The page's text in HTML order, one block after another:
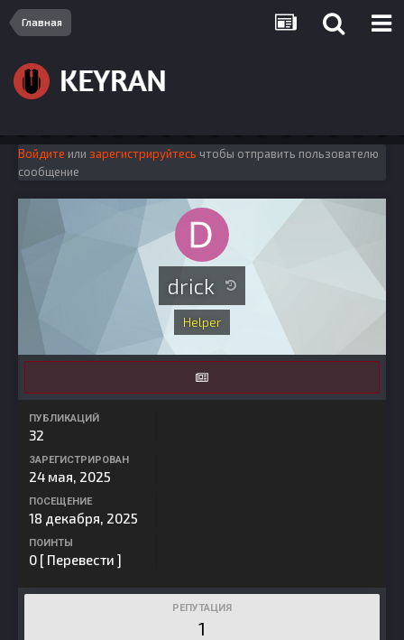
Главная
Войдите или зарегистрируйтесь чтобы отправить пользователю
сообщение
drick
Helper
ПУБЛИКАЦИЙ
32
ЗАРЕГИСТРИРОВАН
24 мая, 2025
ПОСЕЩЕНИЕ
18 декабря, 2025
ПОИНТЫ
0 [ Перевести ]
РЕПУТАЦИЯ
1